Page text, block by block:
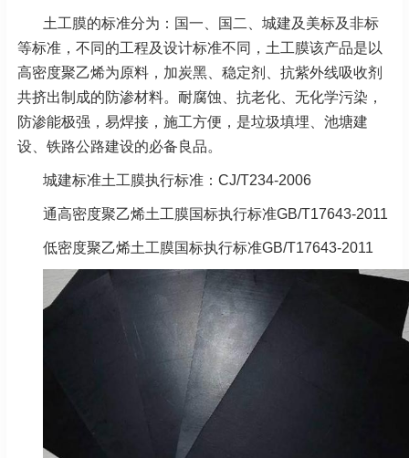
土工膜的标准分为：国一、国二、城建及美标及非标
等标准，不同的工程及设计标准不同，土工膜该产品是以
高密度聚乙烯为原料，加炭黑、稳定剂、抗紫外线吸收剂
共挤出制成的防渗材料。耐腐蚀、抗老化、无化学污染，
防渗能极强，易焊接，施工方便，是垃圾填埋、池塘建
设、铁路公路建设的必备良品。
城建标准土工膜执行标准：CJ/T234-2006
通高密度聚乙烯土工膜国标执行标准GB/T17643-2011
低密度聚乙烯土工膜国标执行标准GB/T17643-2011